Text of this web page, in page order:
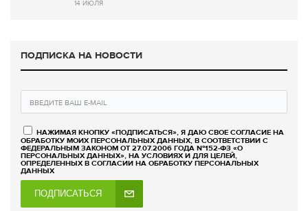
14 ИЮЛЯ
ПОДПИСКА НА НОВОСТИ
НАЖИМАЯ КНОПКУ «ПОДПИСАТЬСЯ», Я ДАЮ СВОЕ СОГЛАСИЕ НА
ОБРАБОТКУ МОИХ ПЕРСОНАЛЬНЫХ ДАННЫХ, В СООТВЕТСТВИИ С
ФЕДЕРАЛЬНЫМ ЗАКОНОМ ОТ 27.07.2006 ГОДА №152-ФЗ «О
ПЕРСОНАЛЬНЫХ ДАННЫХ», НА УСЛОВИЯХ И ДЛЯ ЦЕЛЕЙ,
ОПРЕДЕЛЕННЫХ В СОГЛАСИИ НА ОБРАБОТКУ ПЕРСОНАЛЬНЫХ
ДАННЫХ
ПОДПИСАТЬСЯ